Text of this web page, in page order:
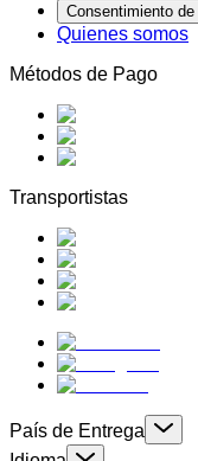
Consentimiento
Quienes somos
Métodos de Pago
Transportistas
País de Entrega